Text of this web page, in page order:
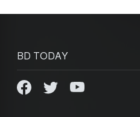
BD TODAY